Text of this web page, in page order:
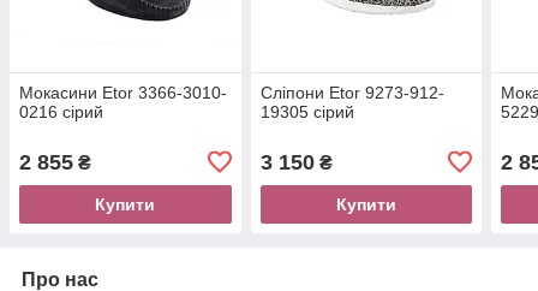
Мокасини Etor 3366-3010-
0216 сірий
2 855 ₴
Купити
Сліпони Etor 9273-912-
19305 сірий
3 150₴
Купити
2
Про нас